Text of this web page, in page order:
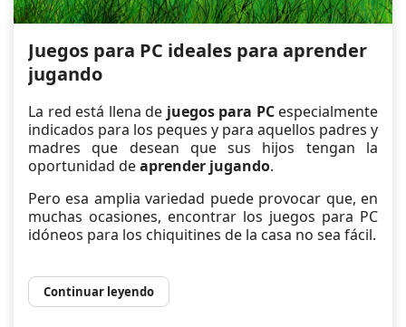
Juegos para PC ideales para aprender
jugando
La red está llena de juegos para PCespecialmente
indicados para los peques y para aquellos padres y
madres que desean que sus hijos tengan la
oportunidad deaprender jugando.
Pero esa amplia variedad puede provocar que, en
muchas ocasiones, encontrar los juegos para PC
idóneos para los chiquitines de la casa no sea fácil.
Continuar leyendo